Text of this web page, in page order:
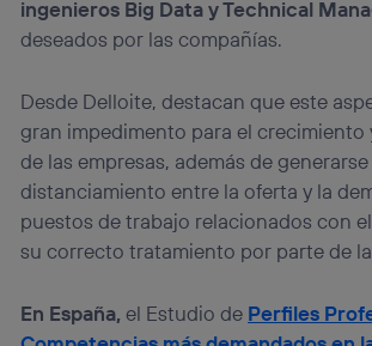
ingenieros Big Data y Technical
deseados por las compañías.
Desde Delloite, destacan que este
gran impedimento para el crecimiento
de las empresas, además de
distanciamiento entre la oferta y la
puestos de trabajo relacionados con
su correcto tratamiento por parte de
En España,el Estudio de Perfiles